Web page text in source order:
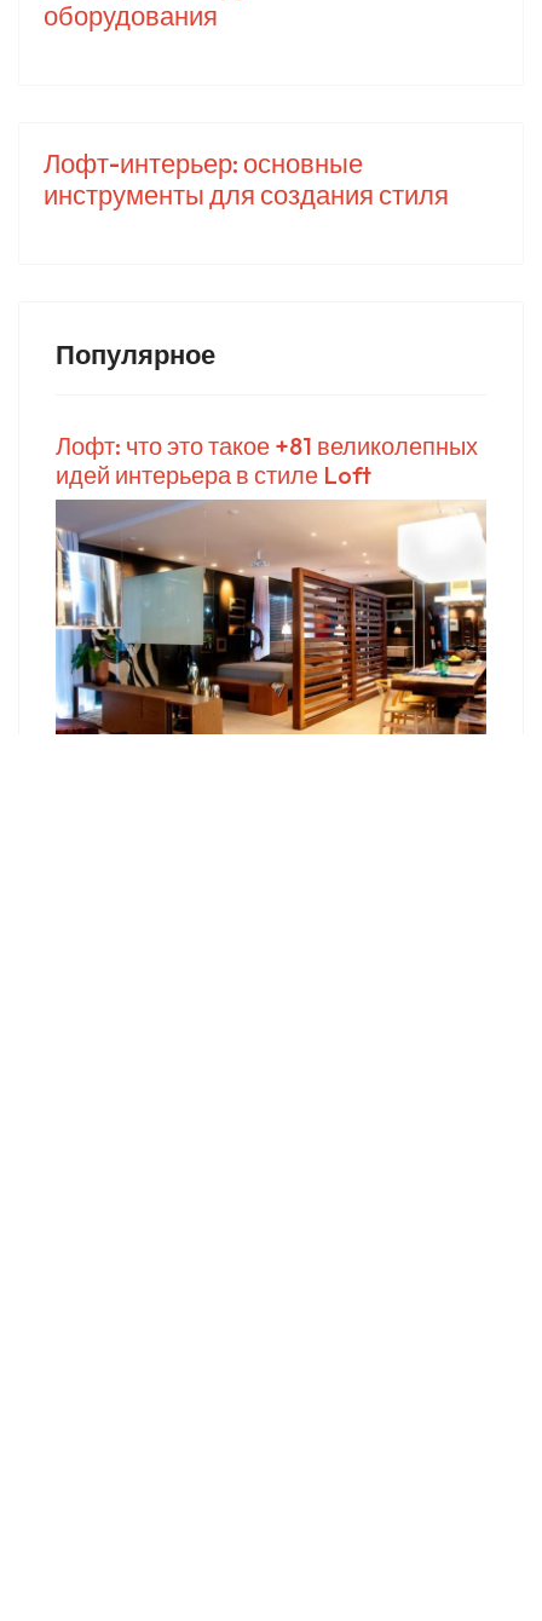
оборудования
Лофт-интерьер: основные
инструменты для создания стиля
Популярное
Лофт: что это такое +81 великолепных
идей интерьера в стиле Loft